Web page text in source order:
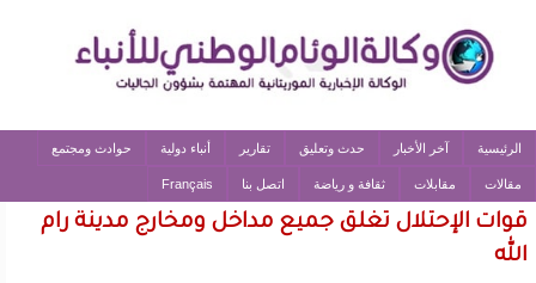
الرئيسية آخر الأخبار حدث وتعليق تقارير أنباء دولية حوادث ومجتمع
مقالات مقابلات ثقافة و رياضة اتصل بنا Français
قوات الإحتلال تغلق جميع مداخل ومخارج مدينة رام
الله